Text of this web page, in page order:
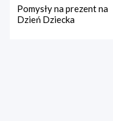
Pomysły na prezent na
Dzień Dziecka